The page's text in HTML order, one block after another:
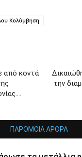
Κολύμβηση
από κοντά
την
ΠΑΡΟΜΟΙΑ ΑΡΘΡΑ